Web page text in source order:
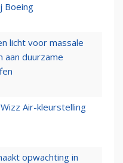
Boeing
licht voor massale
aan duurzame
Air-kleurstelling
opwachting in